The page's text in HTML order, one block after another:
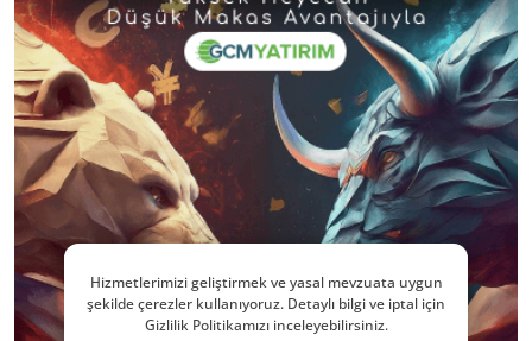
Hizmetlerimizi geliştirmek ve yasal mevzuata uygun
şekilde çerezler kullanıyoruz. Detaylı bilgi ve iptal için
Gizlilik Politikamızı inceleyebilirsiniz.